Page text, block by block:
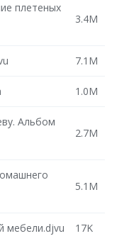
плетеных
3.4M
7.1M
1.0M
Альбом
2.7M
5.1M
мебели.djvu 17K